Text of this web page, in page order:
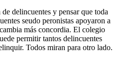
delincuentes y pensar que toda
seudo peronistas apoyaron a
más concordia. El colegio
permitir tantos delincuentes
Todos miran para otro lado.